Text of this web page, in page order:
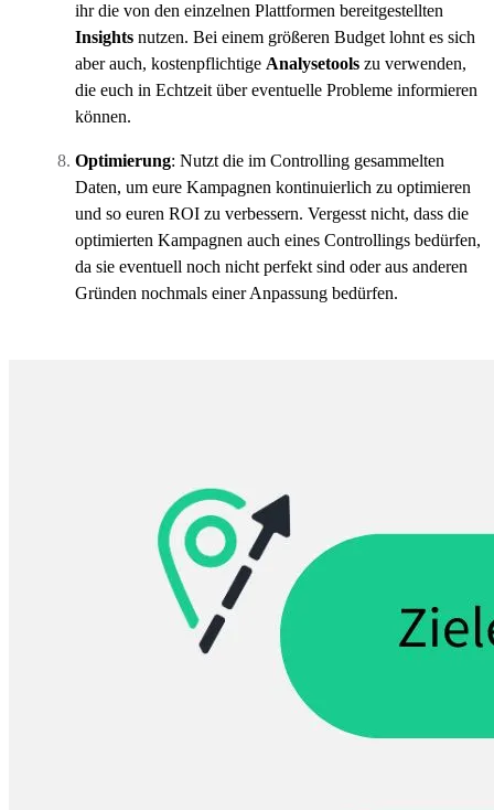
ihr die von den einzelnen Plattformen bereitgestellten
Insights nutzen. Bei einem größeren Budget lohnt es sich
aber auch, kostenpflichtige Analysetools zu verwenden,
die euch in Echtzeit über eventuelle Probleme informieren
können.
Optimierung: Nutzt die im Controlling gesammelten
Daten, um eure Kampagnen kontinuierlich zu optimieren
und so euren ROI zu verbessern. Vergesst nicht, dass die
optimierten Kampagnen auch eines Controllings bedürfen,
da sie eventuell noch nicht perfekt sind oder aus anderen
Gründen nochmals einer Anpassung bedürfen.